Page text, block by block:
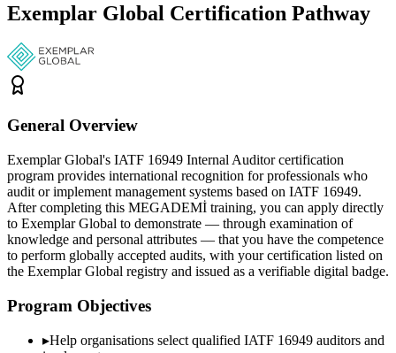
Exemplar Global Certification Pathway
General Overview
Exemplar Global's IATF 16949 Internal Auditor certification
program provides international recognition for professionals who
audit or implement management systems based on IATF 16949.
After completing this MEGADEMİ training, you can apply directly
to Exemplar Global to demonstrate — through examination of
knowledge and personal attributes — that you have the competence
to perform globally accepted audits, with your certification listed on
the Exemplar Global registry and issued as a verifiable digital badge.
Program Objectives
▸Help organisations select qualified IATF 16949 auditors and